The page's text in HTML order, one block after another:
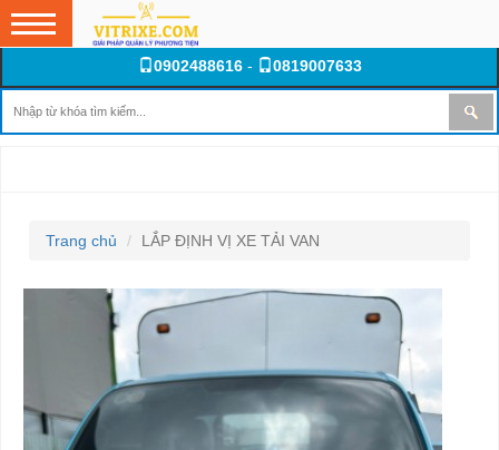
0902488616- 0819007633
Trang chủ LẮP ĐỊNH VỊ XE TẢI VAN